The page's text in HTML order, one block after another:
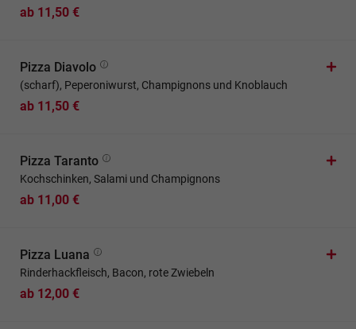
ab 11,50 €
Pizza Diavolo
(scharf), Peperoniwurst, Champignons und Knoblauch
ab 11,50 €
Pizza Taranto
Kochschinken, Salami und Champignons
ab 11,00 €
Pizza Luana
Rinderhackfleisch, Bacon, rote Zwiebeln
ab 12,00 €